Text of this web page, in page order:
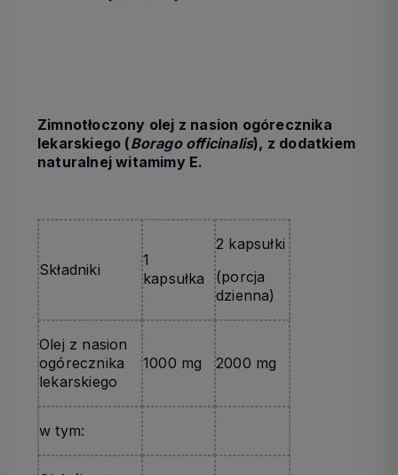
Zimnotłoczony olej z nasion ogórecznika
lekarskiego (Borago officinalis), z dodatkiem
naturalnej witamimy E.
Składniki
1
kapsułka
2 kapsułki
(porcja
dzienna)
Olej z nasion
ogórecznika
lekarskiego
1000 mg 2000 mg
w tym: